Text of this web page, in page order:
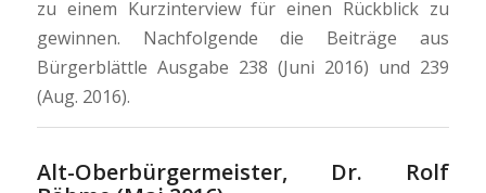
zu einem Kurzinterview für einen Rückblick zu
gewinnen. Nachfolgende die Beiträge aus
Bürgerblättle Ausgabe 238 (Juni 2016) und 239
(Aug. 2016).
Alt-Oberbürgermeister, Dr. Rolf